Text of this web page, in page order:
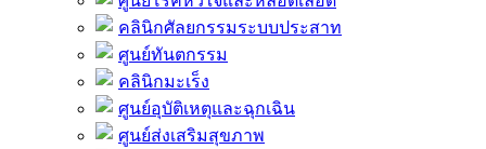
คลินิกศัลยกรรมระบบประสาท
ศูนย์ทันตกรรม
คลินิกมะเร็ง
ศูนย์อุบัติเหตุและฉุกเฉิน
ศูนย์ส่งเสริมสุขภาพ